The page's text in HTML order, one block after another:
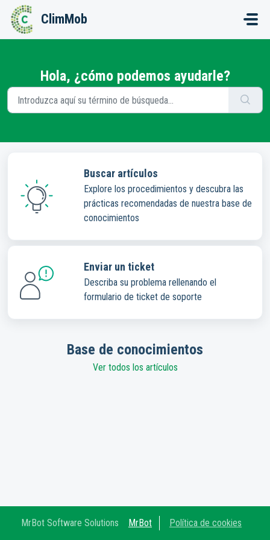
Saltar al contenido principal
ClimMob
Hola, ¿cómo podemos ayudarle?
Buscar artículos
Explore los procedimientos y descubra las
prácticas recomendadas de nuestra base de
conocimientos
Enviar un ticket
Describa su problema rellenando el
formulario de ticket de soporte
Base de conocimientos
Ver todos los artículos
MrBot Software Solutions MrBot Política de cookies